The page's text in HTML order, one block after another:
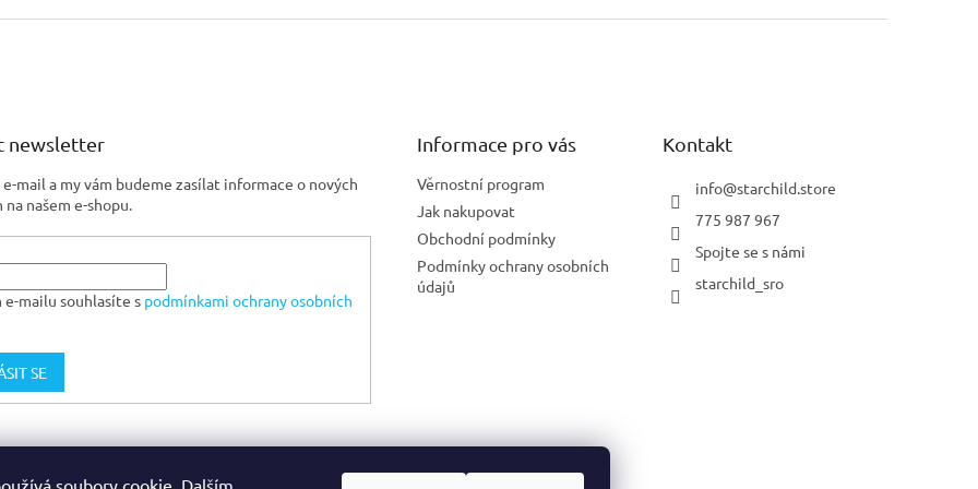
soubory cookie. Dalším
newsletter
mail a my vám budeme zasílat informace o nových
našem e-shopu.
mailu souhlasíte s podmínkami ochrany osobních
SE
Informace pro vás
Věrnostní program
Jak nakupovat
Obchodní podmínky
Podmínky ochrany osobních
údajů
Kontakt
info@starchild.store
775 987 967
Spojte se s námi
starchild_sro